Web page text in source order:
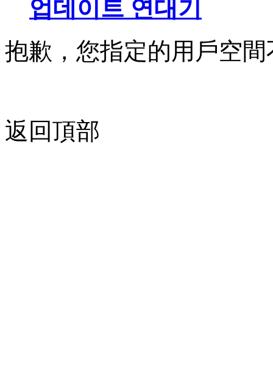
업데이트 연대기
抱歉，您指定的用戶空間
返回頂部